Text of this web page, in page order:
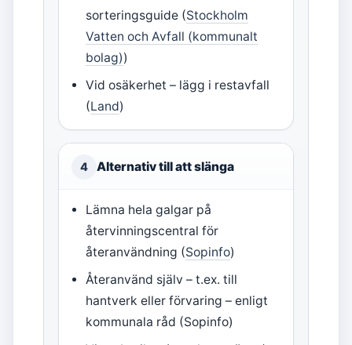
sorteringsguide (Stockholm
Vatten och Avfall (kommunalt
bolag))
Vid osäkerhet – lägg i restavfall
(Land)
4 Alternativ till att slänga
Lämna hela galgar på
återvinningscentral för
återanvändning (Sopinfo)
Återanvänd själv – t.ex. till
hantverk eller förvaring – enligt
kommunala råd (Sopinfo)